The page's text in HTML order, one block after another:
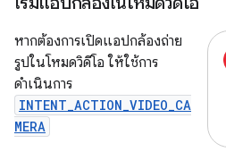
หากต้องการเปิดแอปกล้องถ่าย
รูปในโหมดวิดีโอ ให้ใช้การ
ดำเนินการ
INTENT_ACTION_VIDEO_CA
MERA